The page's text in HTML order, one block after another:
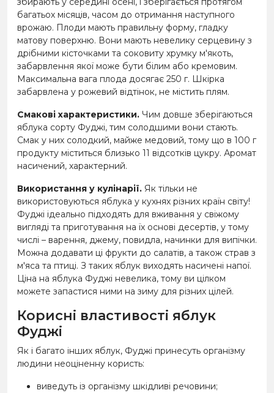
багатьох місяців, часом до отримання наступного
врожаю. Плоди мають правильну форму, гладку
матову поверхню. Вони мають невелику серцевину з
дрібними кісточками та соковиту хрумку м'якоть,
забарвлення якої може бути білим або кремовим.
Максимальна вага плода досягає 250 г. Шкірка
забарвлена у рожевий відтінок, не містить плям.
Смакові характеристики. Чим довше зберігаються
яблука сорту Фуджі, тим солодшими вони стають.
Смак у них солодкий, майже медовий, тому що в 100 г
продукту міститься близько 11 відсотків цукру. Аромат
насичений, характерний.
Використання у кулінарії. Як тільки не
використовуються яблука у кухнях різних країн світу!
Фуджі ідеально підходять для вживання у свіжому
вигляді та приготування на їх основі десертів, у тому
числі – варення, джему, повидла, начинки для випічки.
Можна додавати ці фрукти до салатів, а також страв з
м'яса та птиці. З таких яблук виходять насичені напої.
Ціна на яблука Фуджі невелика, тому ви цілком
можете запастися ними на зиму для різних цілей.
Корисні властивості яблук
Фуджі
Як і багато інших яблук, Фуджі принесуть організму
людини неоціненну користь:
виведуть із організму шкідливі речовини;